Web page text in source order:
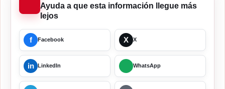
Ayuda a que esta información llegue más
lejos
f Facebook X X
in LinkedIn WhatsApp